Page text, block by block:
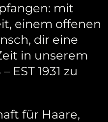
mit
einem offenen
dir eine
in unserem
EST 1931 zu
für Haare,